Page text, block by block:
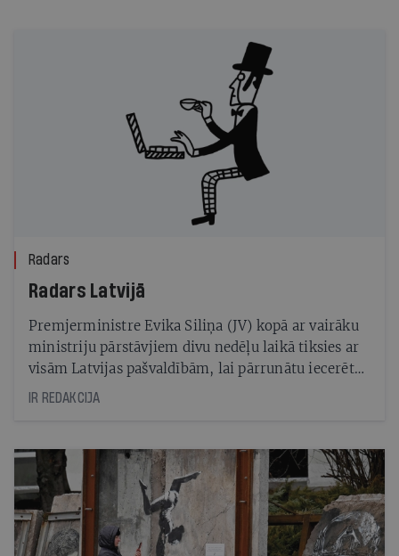
Radars
Radars Latvijā
Premjerministre Evika Siliņa (JV) kopā ar vairāku
ministriju pārstāvjiem divu nedēļu laikā tiksies ar
visām Latvijas pašvaldībām, lai pārrunātu iecerēto
skolu tīkla reformu. Pirmdien pēc koalīcijas sēdes
izglītības reformā. Pret reformu iebilst ZZS.
IR REDAKCIJA